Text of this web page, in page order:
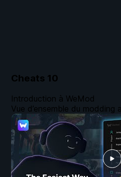
Cheats 10
Introduction à WeMod
Vue d’ensemble du modding